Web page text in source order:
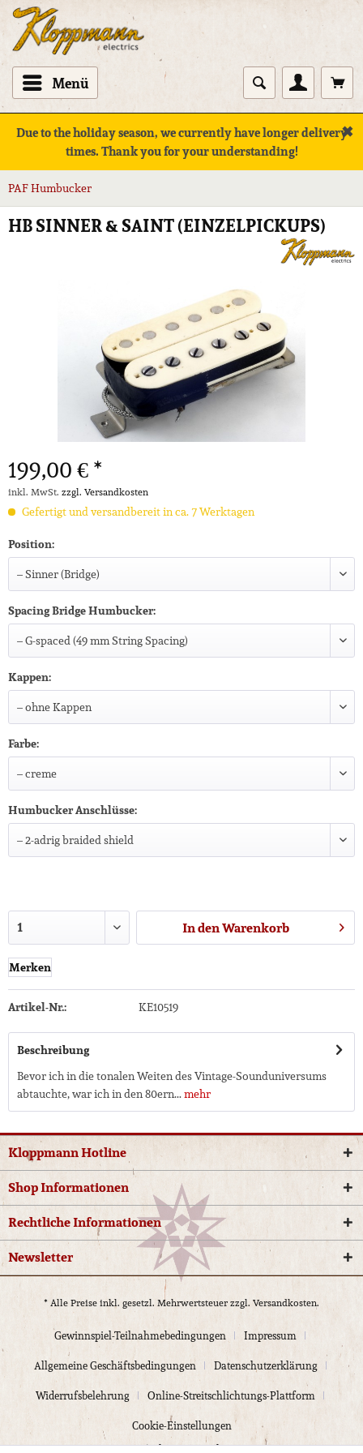
Menü
Due to the holiday season, we currently have longer delivery
times. Thank you for your understanding!
✖
PAF Humbucker
HB SINNER & SAINT (EINZELPICKUPS)
199,00 € *
inkl. MwSt. zzgl. Versandkosten
Gefertigt und versandbereit in ca. 7 Werktagen
Position:
Spacing Bridge Humbucker:
Kappen:
Farbe:
Humbucker Anschlüsse:
In denWarenkorb
Merken
Artikel-Nr.: KE10519
Beschreibung
Bevor ich in die tonalen Weiten des Vintage-Sounduniversums
abtauchte, war ich in den 80ern...mehr
Kloppmann Hotline
Shop Informationen
Rechtliche Informationen
Newsletter
* Alle Preise inkl. gesetzl. Mehrwertsteuer zzgl. Versandkosten.
Gewinnspiel-Teilnahmebedingungen
Impressum
Allgemeine Geschäftsbedingungen
Datenschutzerklärung
Widerrufsbelehrung
Online-Streitschlichtungs-Plattform
Cookie-Einstellungen